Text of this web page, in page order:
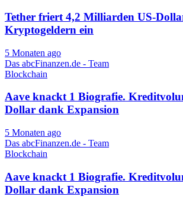
Tether friert 4,2 Milliarden US-
Kryptogeldern ein
5 Monaten ago
Das abcFinanzen.de - Team
Blockchain
Aave knackt 1 Biografie.
Dollar dank Expansion
5 Monaten ago
Das abcFinanzen.de - Team
Blockchain
Aave knackt 1 Biografie.
Dollar dank Expansion